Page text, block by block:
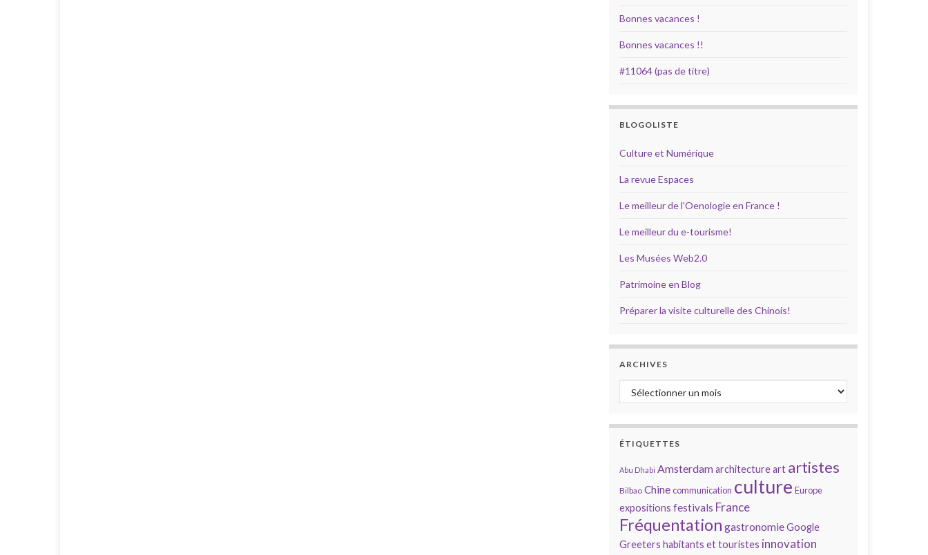
Bonnes vacances !
Bonnes vacances !!
#11064 (pas de titre)
BLOGOLISTE
Culture et Numérique
La revue Espaces
Le meilleur de l'Oenologie en France !
Le meilleur du e-tourisme!
Les Musées Web2.0
Patrimoine en Blog
Préparer la visite culturelle des Chinois!
ARCHIVES
Archives
ÉTIQUETTES
Abu Dhabi Amsterdamarchitectureart artistes
Bilbao Chinecommunication culture Europe
expositions festivals France
Fréquentation gastronomieGoogle
Greeters habitants et touristes innovation